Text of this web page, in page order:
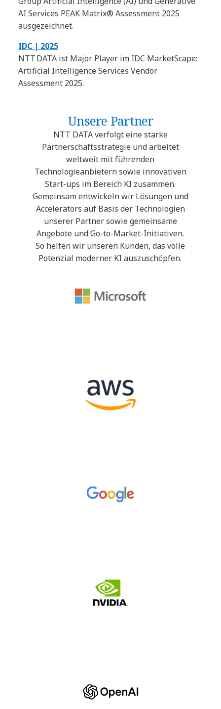
AI Services PEAK Matrix® Assessment 2025
ausgezeichnet.
IDC | 2025
NTT DATA ist Major Player im IDC MarketScape:
Artificial Intelligence Services Vendor
Assessment 2025.
Unsere Partner
NTT DATA verfolgt eine starke
Partnerschaftsstrategie und arbeitet
weltweit mit führenden
Technologieanbietern sowie innovativen
Start-ups im Bereich KI zusammen.
Gemeinsam entwickeln wir Lösungen und
Accelerators auf Basis der Technologien
unserer Partner sowie gemeinsame
Angebote und Go-to-Market-Initiativen.
So helfen wir unseren Kunden, das volle
Potenzial moderner KI auszuschöpfen.